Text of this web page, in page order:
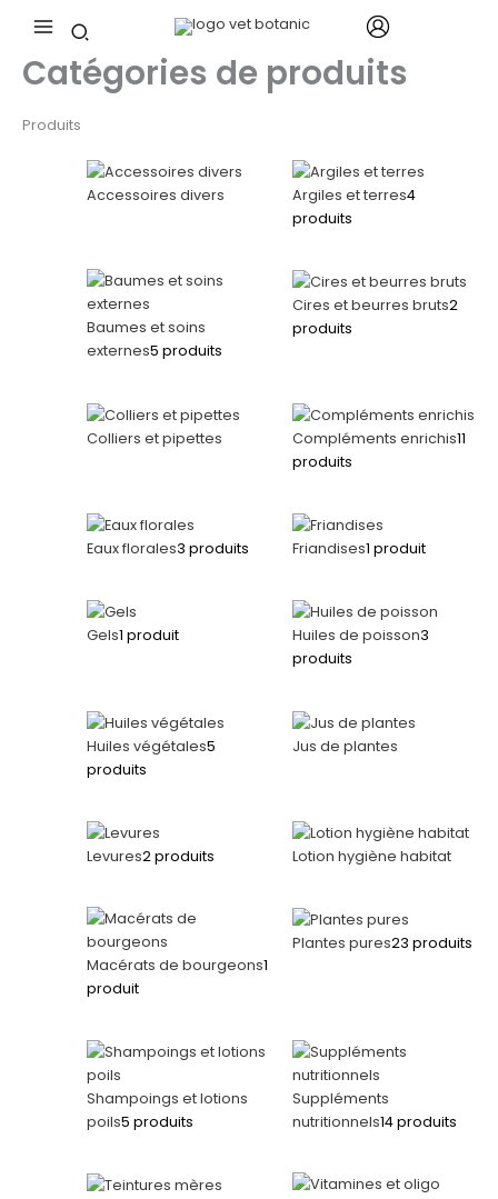
contenuCatégories de produits
Produits
Accessoires divers Argiles et terres4
produits
Baumes et soins
externes5 produits
Cires et beurres bruts2
produits
Colliers et pipettes Compléments enrichis11
produits
Eaux florales3 produits Friandises1 produit
Gels1 produit Huiles de poisson3
produits
Huiles végétales5
produits
Jus de plantes
Levures2 produits Lotion hygiène habitat
Macérats de bourgeons1
produit
Plantes pures23 produits
Shampoings et lotions
poils5 produits
Suppléments
nutritionnels14 produits